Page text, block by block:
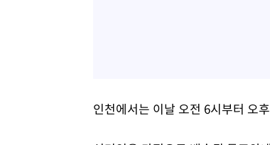
인천에서는 이날 오전 6시부터 오